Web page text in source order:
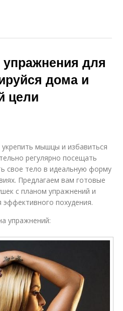
для
дома и
цели
мышцы и избавиться
регулярно посещать
свое тело в идеальную форму
Предлагаем вам готовые
с планом упражнений и
похудения.
упражнений: